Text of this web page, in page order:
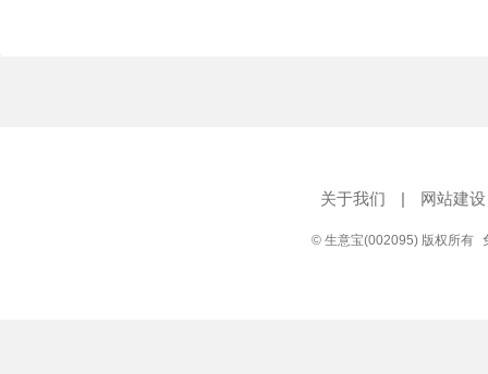
关于我们 | 网站建设
© 生意宝(002095) 版权所有